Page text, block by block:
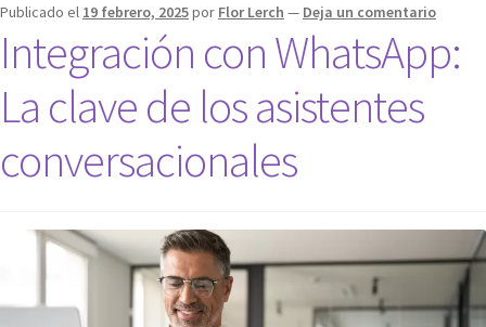
Publicado el 19 febrero, 2025por Flor Lerch — Deja un comentario
Integración con WhatsApp:
La clave de los asistentes
conversacionales